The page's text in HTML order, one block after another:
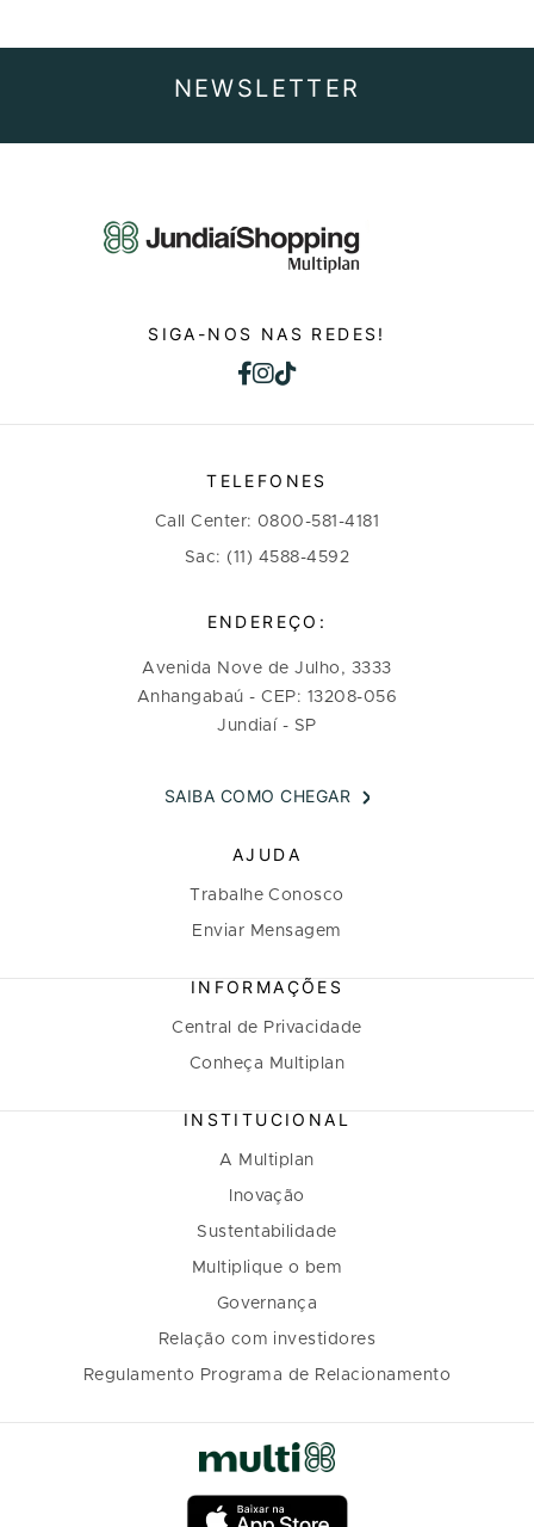
NEWSLETTER
SIGA-NOS NAS REDES!
TELEFONES
Call Center: 0800-581-4181
Sac: (11) 4588-4592
ENDEREÇO:
Avenida Nove de Julho, 3333
Anhangabaú - CEP: 13208-056
Jundiaí - SP
SAIBA COMO CHEGAR
AJUDA
Trabalhe Conosco
Enviar Mensagem
INFORMAÇÕES
Central de Privacidade
Conheça Multiplan
INSTITUCIONAL
A Multiplan
Inovação
Sustentabilidade
Multiplique o bem
Governança
Relação com investidores
Regulamento Programa de Relacionamento